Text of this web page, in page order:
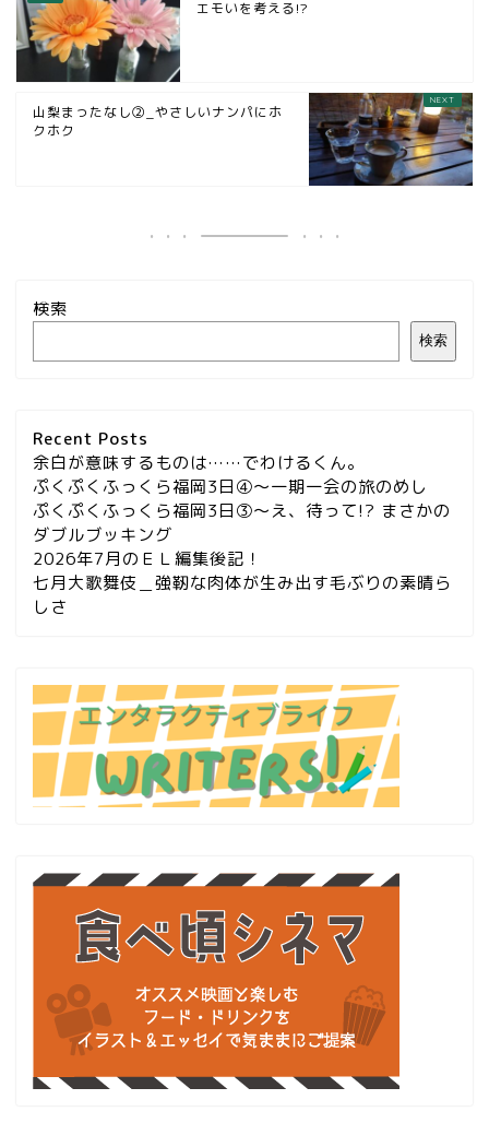
エモいを考える!?
山梨まったなし②_やさしいナンパにホ
クホク
検索
検索
Recent Posts
余白が意味するものは……でわけるくん。
ぷくぷくふっくら福岡3日④～一期一会の旅のめし
ぷくぷくふっくら福岡3日③～え、待って!? まさかの
ダブルブッキング
2026年7月のＥＬ編集後記！
七月大歌舞伎＿強靭な肉体が生み出す毛ぶりの素晴ら
しさ